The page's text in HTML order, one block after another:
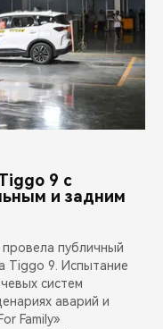
9 с
и задним
публичный
Tiggo 9. Испытание
систем
аварий и
Family»